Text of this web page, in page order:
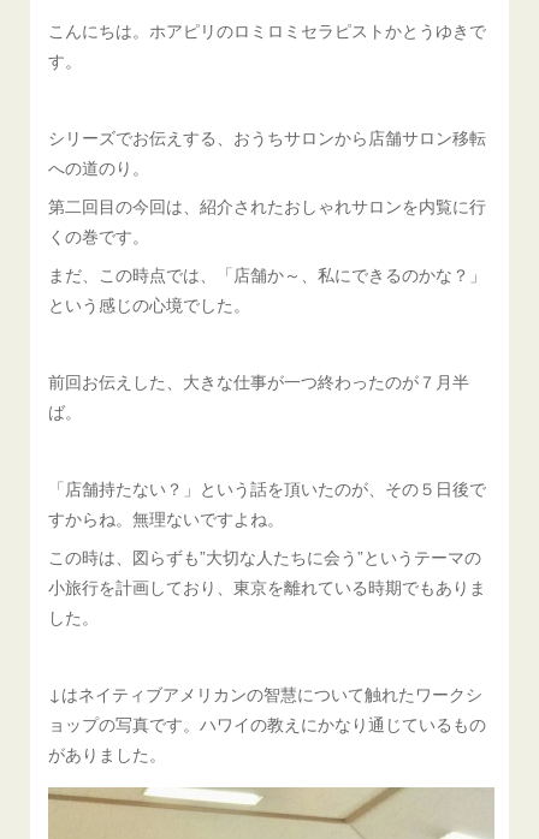
こんにちは。ホアピリのロミロミセラピストかとうゆきで
す。
シリーズでお伝えする、おうちサロンから店舗サロン移転
への道のり。
第二回目の今回は、紹介されたおしゃれサロンを内覧に行
くの巻です。
まだ、この時点では、「店舗か～、私にできるのかな？」
という感じの心境でした。
前回お伝えした、大きな仕事が一つ終わったのが７月半
ば。
「店舗持たない？」という話を頂いたのが、その５日後で
すからね。無理ないですよね。
この時は、図らずも”大切な人たちに会う”というテーマの
小旅行を計画しており、東京を離れている時期でもありま
した。
↓はネイティブアメリカンの智慧について触れたワークシ
ョップの写真です。ハワイの教えにかなり通じているもの
がありました。